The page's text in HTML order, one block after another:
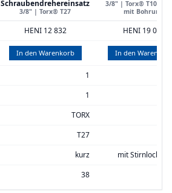
Schraubendrehereinsatz
3/8" | Torx® T27
3/8" | Torx® T10 | T
mit Bohrung
HENI 12 832 HENI 19 080
In den Warenkorb In den
1
1
TORX
T27
kurz mit
38